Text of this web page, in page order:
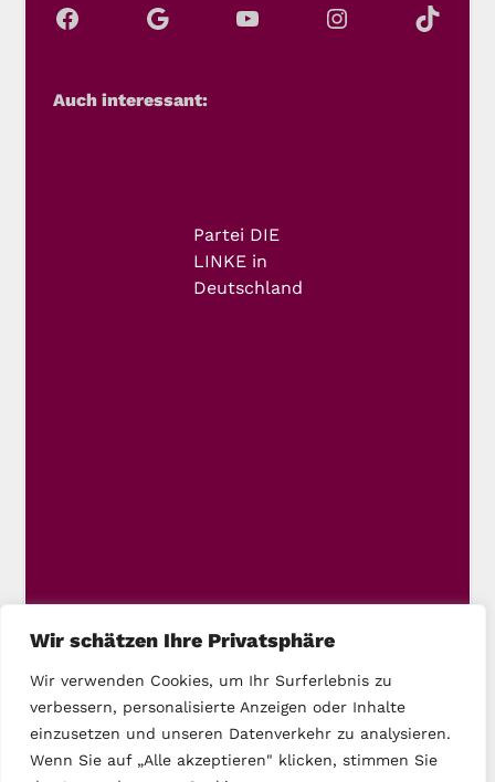
Wir schätzen Ihre Privatsphäre
Wir verwenden Cookies, um Ihr Surferlebnis zu
verbessern, personalisierte Anzeigen oder Inhalte
einzusetzen und unseren Datenverkehr zu analysieren.
Wenn Sie auf „Alle akzeptieren" klicken, stimmen Sie
Auch interessant:
Partei DIE
LINKE in
Deutschland